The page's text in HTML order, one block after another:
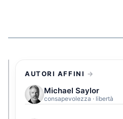
AUTORI AFFINI
Michael Saylor
consapevolezza · libertà